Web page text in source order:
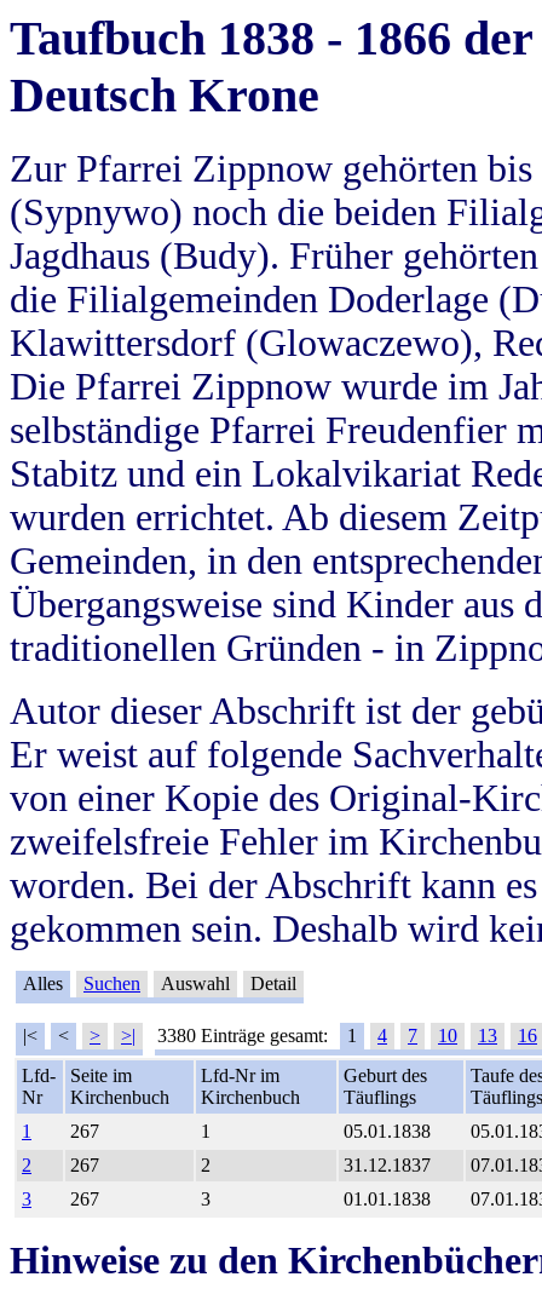
Taufbuch 1838 - 1866
Deutsch Krone
Zur Pfarrei Zippnow gehörten
(Sypnywo) noch die beiden
Jagdhaus (Budy). Früher
die Filialgemeinden Doderlage
Klawittersdorf (Glowaczewo),
Die Pfarrei Zippnow wurde im
selbständige Pfarrei Freudenfier
Stabitz und ein Lokalvikariat
wurden errichtet. Ab diesem
Gemeinden, in den
Übergangsweise sind Kinder aus
traditionellen Gründen - in
Autor dieser Abschrift ist der
Er weist auf folgende
von einer Kopie des Original-
zweifelsfreie Fehler im
worden. Bei der Abschrift kann
gekommen sein. Deshalb wird
Alles Suchen Auswahl Detail
|< < > >| 3380 Einträge gesamt: 1 4 7 10 13
16
Lfd-
Nr
Seite im
Kirchenbuch
Lfd-Nr im
Kirchenbuch
Geburt des
Täuflings
Taufe
Täuflings
1
267 1 05.01.1838
2
267 2 31.12.1837
3
267 3 01.01.1838
Hinweise zu den